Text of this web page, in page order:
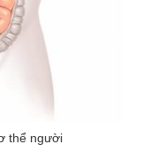
thể người